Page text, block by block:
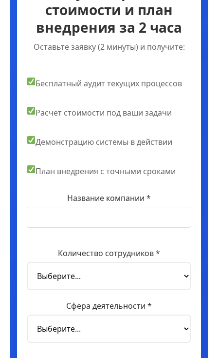
стоимости и план
внедрения за 2 часа
Оставьте заявку (2 минуты) и получите:
Бесплатный аудит текущих процессов
Расчет стоимости под ваши задачи
Демонстрацию системы в действии
План внедрения с точными сроками
Название компании *
Количество сотрудников *
Сфера деятельности *